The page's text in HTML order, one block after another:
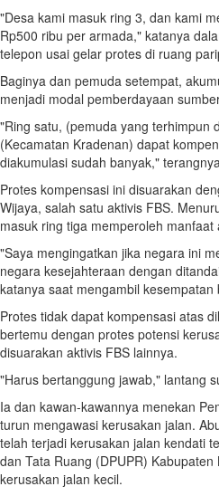
"Desa kami masuk ring 3, dan kami
Rp500 ribu per armada," katanya
telepon usai gelar protes di ruang
Baginya dan pemuda setempat,
menjadi modal pemberdayaan
"Ring satu, (pemuda yang terhimpun
(Kecamatan Kradenan) dapat
diakumulasi sudah banyak,"
Protes kompensasi ini disuarakan
Wijaya, salah satu aktivis FBS.
masuk ring tiga memperoleh
"Saya mengingatkan jika negara ini
negara kesejahteraan dengan
katanya saat mengambil kesempatan
Protes tidak dapat kompensasi atas
bertemu dengan protes potensi
disuarakan aktivis FBS lainnya.
"Harus bertanggung jawab," lantang
Ia dan kawan-kawannya menekan
turun mengawasi kerusakan jalan.
telah terjadi kerusakan jalan kendati
dan Tata Ruang (DPUPR)
kerusakan jalan kecil.